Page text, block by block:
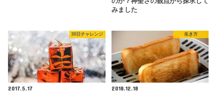
みました
30日チャレンジ
2017.5.17
生き方
2018.12.18